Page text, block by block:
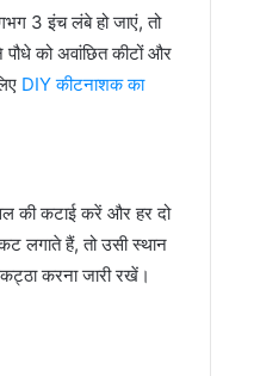
3 इंच लंबे हो जाएं, तो
को अवांछित कीटों और
DIY कीटनाशक का
की कटाई करें और हर दो
लगाते हैं, तो उसी स्थान
करना जारी रखें।